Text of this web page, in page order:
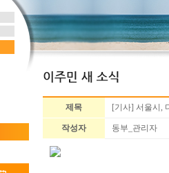
제목 [기사] 서울시,
작성자 동부_관리자